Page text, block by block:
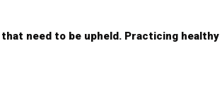
need to be upheld. Practicing